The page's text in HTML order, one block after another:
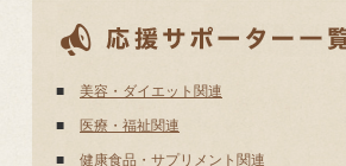
美容・ダイエット関連
■
医療・福祉関連
■
健康食品・サプリメント関連
■